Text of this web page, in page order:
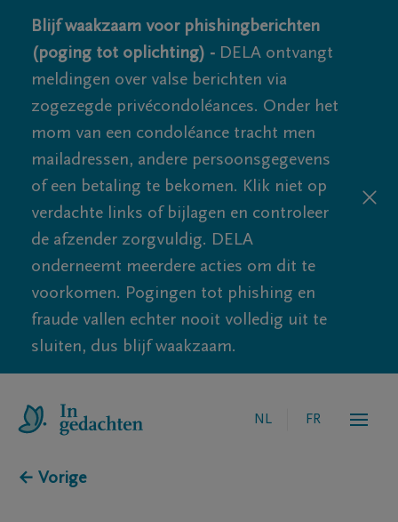
Blijf waakzaam voor phishingberichten
(poging tot oplichting) - DELA ontvangt
meldingen over valse berichten via
zogezegde privécondoléances. Onder het
mom van een condoléance tracht men
mailadressen, andere persoonsgegevens
of een betaling te bekomen. Klik niet op
verdachte links of bijlagen en controleer
de afzender zorgvuldig. DELA
onderneemt meerdere acties om dit te
voorkomen. Pogingen tot phishing en
fraude vallen echter nooit volledig uit te
sluiten, dus blijf waakzaam.
NL FR
← Vorige